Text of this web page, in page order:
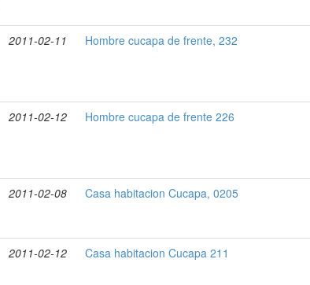
2011-02-11 Hombre cucapa de frente, 232
2011-02-12 Hombre cucapa de frente 226
2011-02-08 Casa habitacion Cucapa, 0205
2011-02-12 Casa habitacion Cucapa 211